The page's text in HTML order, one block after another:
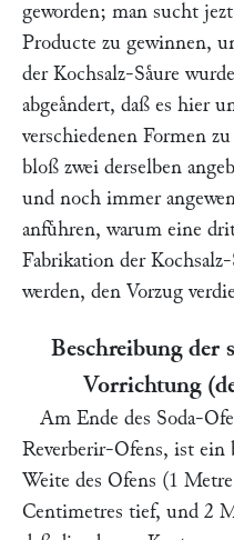
geworden; man sucht
Producte zu gewinnen,
der Kochsalz-Saͤure
abgeaͤndert, daß es hier
verschiedenen Formen
bloß zwei derselben
und noch immer
anfuͤhren, warum eine
Fabrikation der
werden, den Vorzug
Beschreibung der
Vorrichtung
Am Ende des Soda-
Reverberir-Ofens, ist ein
Weite des Ofens (1
Centimetres tief, und 2